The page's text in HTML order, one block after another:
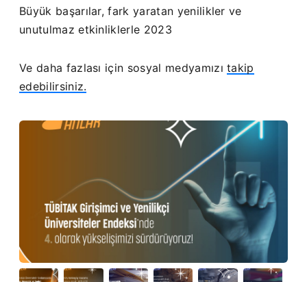
Büyük başarılar, fark yaratan yenilikler ve
unutulmaz etkinliklerle 2023
Ve daha fazlası için sosyal medyamızıtakip
edebilirsiniz.